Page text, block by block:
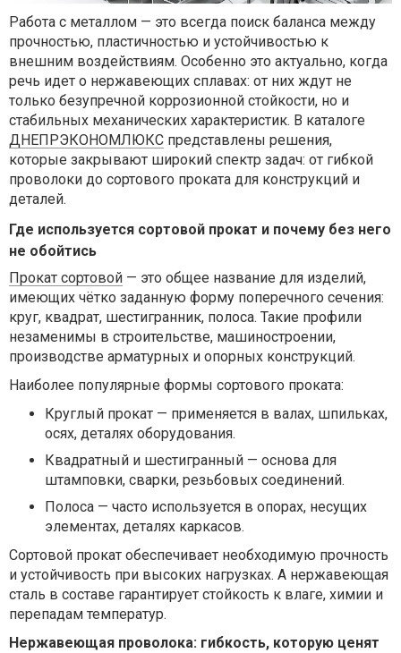
Работа с металлом — это всегда поиск баланса между
прочностью, пластичностью и устойчивостью к
внешним воздействиям. Особенно это актуально, когда
речь идет о нержавеющих сплавах: от них ждут не
только безупречной коррозионной стойкости, но и
стабильных механических характеристик. В каталоге
ДНЕПРЭКОНОМЛЮКС представлены решения,
которые закрывают широкий спектр задач: от гибкой
проволоки до сортового проката для конструкций и
деталей.
Где используется сортовой прокат и почему без него
не обойтись
Прокат сортовой — это общее название для изделий,
имеющих чётко заданную форму поперечного сечения:
круг, квадрат, шестигранник, полоса. Такие профили
незаменимы в строительстве, машиностроении,
производстве арматурных и опорных конструкций.
Наиболее популярные формы сортового проката:
Круглый прокат — применяется в валах, шпильках,
осях, деталях оборудования.
Квадратный и шестигранный — основа для
штамповки, сварки, резьбовых соединений.
Полоса — часто используется в опорах, несущих
элементах, деталях каркасов.
Сортовой прокат обеспечивает необходимую прочность
и устойчивость при высоких нагрузках. А нержавеющая
сталь в составе гарантирует стойкость к влаге, химии и
перепадам температур.
Нержавеющая проволока: гибкость, которую ценят